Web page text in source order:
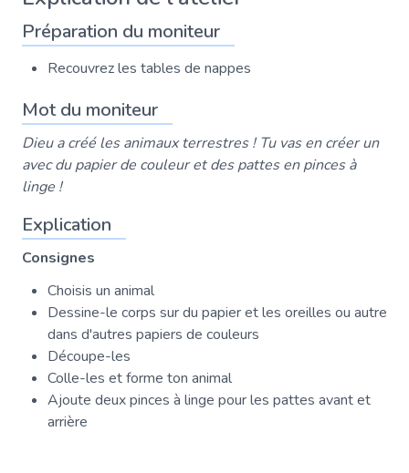
Préparation du moniteur
Recouvrez les tables de nappes
Mot du moniteur
Dieu a créé les animaux terrestres ! Tu vas en créer un
avec du papier de couleur et des pattes en pinces à
linge !
Explication
Consignes
Choisis un animal
Dessine-le corps sur du papier et les oreilles ou autre
dans d'autres papiers de couleurs
Découpe-les
Colle-les et forme ton animal
Ajoute deux pinces à linge pour les pattes avant et
arrière